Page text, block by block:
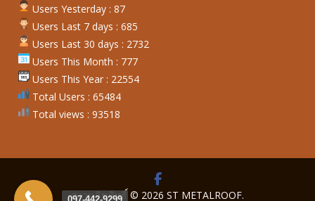
Users Yesterday : 87
Users Last 7 days : 685
Users Last 30 days : 2732
Users This Month : 777
Users This Year : 22554
Total Users : 65484
Total views : 93518
สงวนลิขสิทธิ์ © 2026 ST METALROOF.